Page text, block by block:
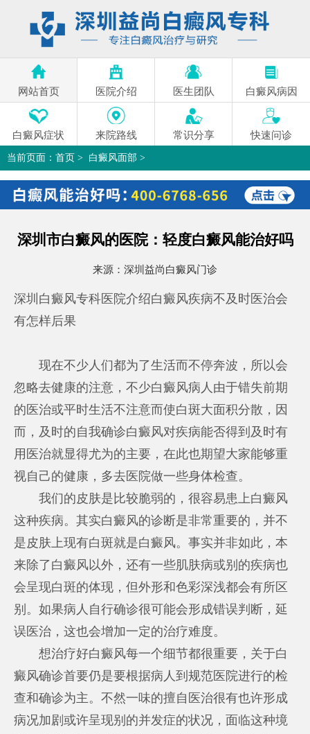
网站首页 医院介绍 医生团队 白癜风病因
白癜风症状 来院路线 常识分享 快速问诊
当前页面： 首页 > 白癜风面部 >
深圳市白癜风的医院：轻度白癜风能治好吗>
深圳市白癜风的医院：轻度白癜风能治好吗
来源： 深圳益尚白癜风门诊
深圳白癜风专科医院介绍白癜风疾病不及时医治会
有怎样后果
现在不少人们都为了生活而不停奔波，所以会
忽略去健康的注意，不少白癜风病人由于错失前期
的医治或平时生活不注意而使白斑大面积分散，因
而，及时的自我确诊白癜风对疾病能否得到及时有
用医治就显得尤为的主要，在此也期望大家能够重
视自己的健康，多去医院做一些身体检查。
我们的皮肤是比较脆弱的，很容易患上白癜风
这种疾病。其实白癜风的诊断是非常重要的，并不
是皮肤上现有白斑就是白癜风。事实并非如此，本
来除了白癜风以外，还有一些肌肤病或别的疾病也
会呈现白斑的体现，但外形和色彩深浅都会有所区
别。如果病人自行确诊很可能会形成错误判断，延
误医治，这也会增加一定的治疗难度。
想治疗好白癜风每一个细节都很重要，关于白
癜风确诊首要仍是要根据病人到规范医院进行的检
查和确诊为主。不然一味的擅自医治很有也许形成
病况加剧或许呈现别的并发症的状况，面临这种境